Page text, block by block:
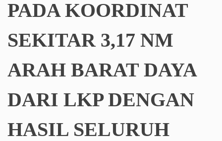
PADA KOORDINAT
SEKITAR 3,17 NM
ARAH BARAT DAYA
DARI LKP DENGAN
HASIL SELURUH